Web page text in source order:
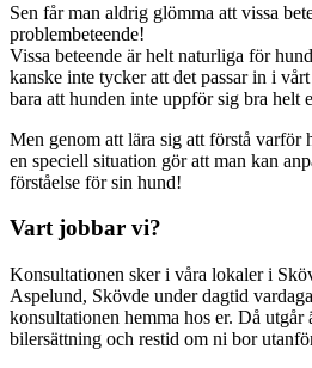
Sen får man aldrig glömma att vissa
problembeteende!
Vissa beteende är helt naturliga för
kanske inte tycker att det passar in i
bara att hunden inte uppför sig bra helt
Men genom att lära sig att förstå varför
en speciell situation gör att man kan
förståelse för sin hund!
Vart jobbar vi?
Konsultationen sker i våra lokaler i
Aspelund, Skövde under dagtid
konsultationen hemma hos er. Då utgår
bilersättning och restid om ni bor